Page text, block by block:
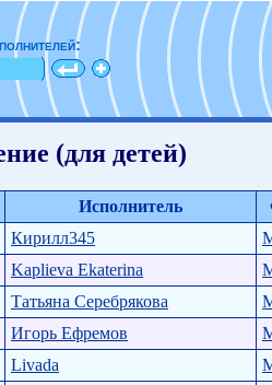
(для детей)
Исполнитель
Кирилл345
Kaplieva Ekaterina
Татьяна Серебрякова
Игорь Ефремов
Livada